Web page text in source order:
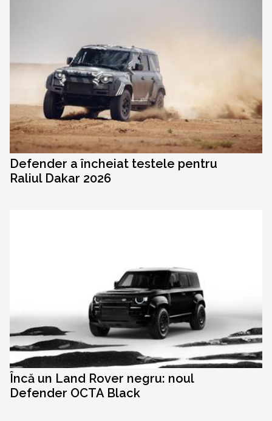
Defender a încheiat testele pentru
Raliul Dakar 2026
Încă un Land Rover negru: noul
Defender OCTA Black